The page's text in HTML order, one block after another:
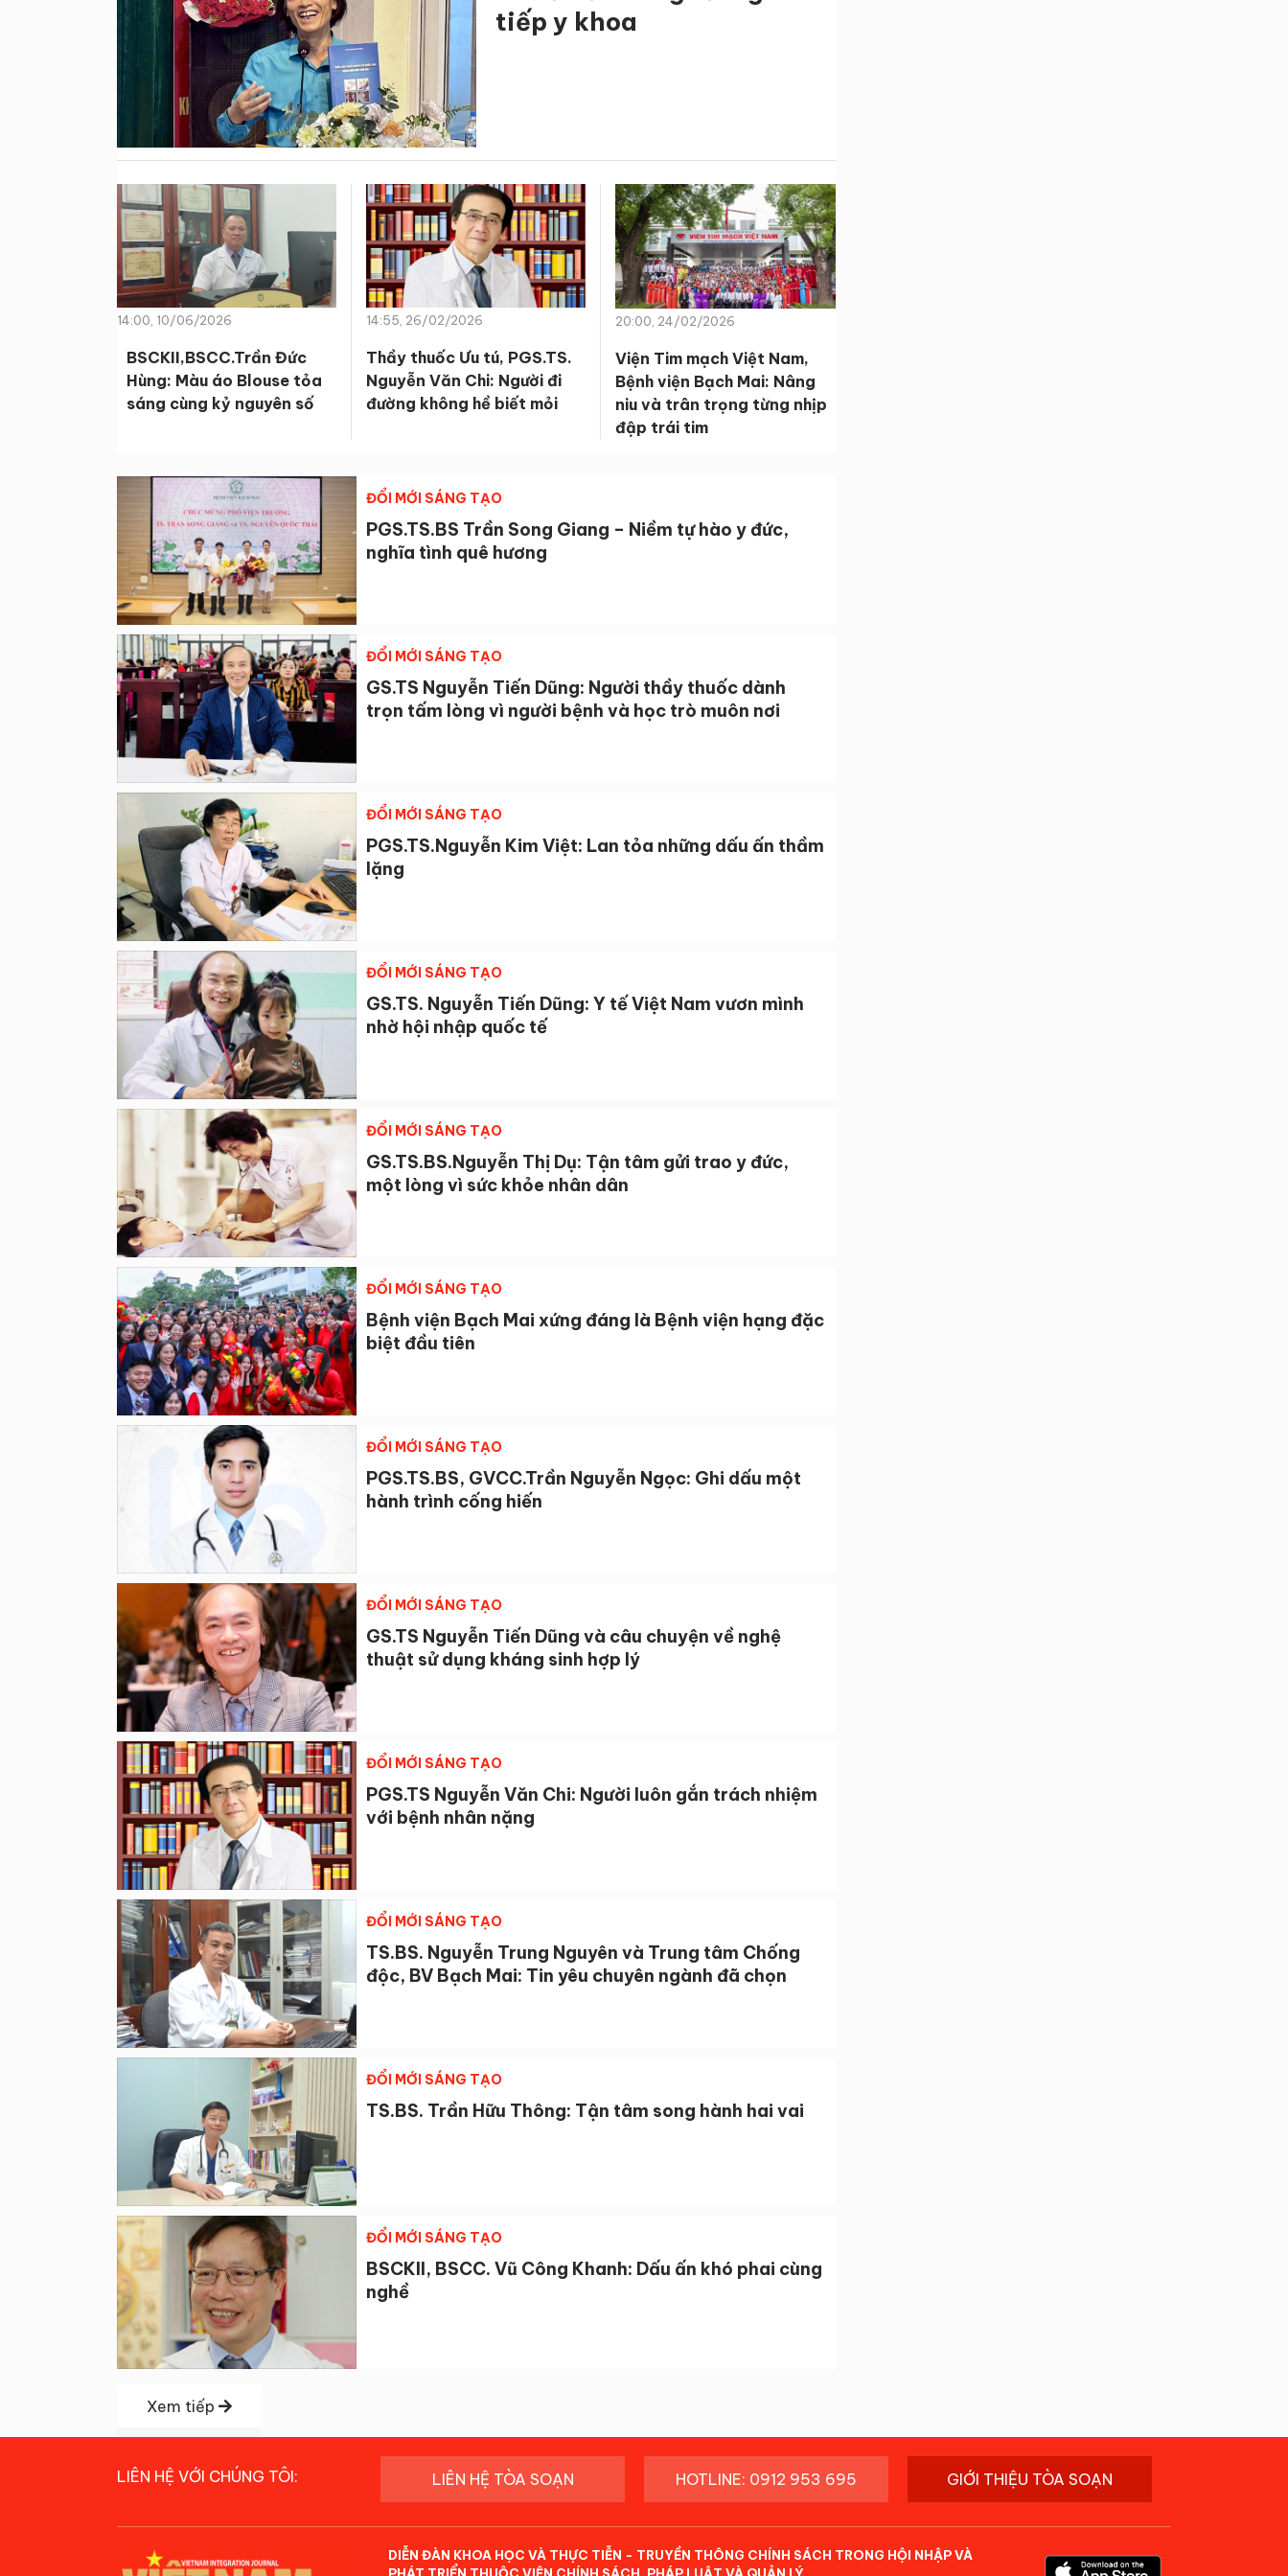
tiếp y khoa
14:00, 10/06/2026
BSCKII,BSCC.Trần Đức
Hùng: Màu áo Blouse tỏa
sáng cùng kỷ nguyên số
14:55, 26/02/2026
Thầy thuốc Ưu tú, PGS.TS.
Nguyễn Văn Chi: Người đi
đường không hề biết mỏi
20:00, 24/02/2026
Viện Tim mạch Việt Nam,
Bệnh viện Bạch Mai: Nâng
niu và trân trọng từng nhịp
đập trái tim
ĐỔI MỚI SÁNG TẠO
PGS.TS.BS Trần Song Giang – Niềm tự hào y đức,
nghĩa tình quê hương
ĐỔI MỚI SÁNG TẠO
GS.TS Nguyễn Tiến Dũng: Người thầy thuốc dành
trọn tấm lòng vì người bệnh và học trò muôn nơi
ĐỔI MỚI SÁNG TẠO
PGS.TS.Nguyễn Kim Việt: Lan tỏa những dấu ấn thầm
lặng
ĐỔI MỚI SÁNG TẠO
GS.TS. Nguyễn Tiến Dũng: Y tế Việt Nam vươn mình
nhờ hội nhập quốc tế
ĐỔI MỚI SÁNG TẠO
GS.TS.BS.Nguyễn Thị Dụ: Tận tâm gửi trao y đức,
một lòng vì sức khỏe nhân dân
ĐỔI MỚI SÁNG TẠO
Bệnh viện Bạch Mai xứng đáng là Bệnh viện hạng đặc
biệt đầu tiên
ĐỔI MỚI SÁNG TẠO
PGS.TS.BS, GVCC.Trần Nguyễn Ngọc: Ghi dấu một
hành trình cống hiến
ĐỔI MỚI SÁNG TẠO
GS.TS Nguyễn Tiến Dũng và câu chuyện về nghệ
thuật sử dụng kháng sinh hợp lý
ĐỔI MỚI SÁNG TẠO
PGS.TS Nguyễn Văn Chi: Người luôn gắn trách nhiệm
với bệnh nhân nặng
ĐỔI MỚI SÁNG TẠO
TS.BS. Nguyễn Trung Nguyên và Trung tâm Chống
độc, BV Bạch Mai: Tin yêu chuyên ngành đã chọn
ĐỔI MỚI SÁNG TẠO
TS.BS. Trần Hữu Thông: Tận tâm song hành hai vai
ĐỔI MỚI SÁNG TẠO
BSCKII, BSCC. Vũ Công Khanh: Dấu ấn khó phai cùng
nghề
Xem tiếp
LIÊN HỆ VỚI CHÚNG TÔI: LIÊN HỆ TÒA SOẠN HOTLINE: 0912 953 695 GIỚI THIỆU TÒA SOẠN
DIỄN ĐÀN KHOA HỌC VÀ THỰC TIỄN - TRUYỀN THÔNG CHÍNH SÁCH TRONG HỘI NHẬP VÀ